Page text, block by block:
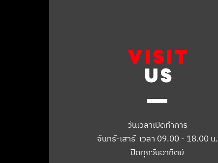
VISIT
US
วันเวลาเปิดทำการ
จันทร์-เสาร์ เวลา 09.00 - 18.00 น.
ปิดทุกวันอาทิตย์